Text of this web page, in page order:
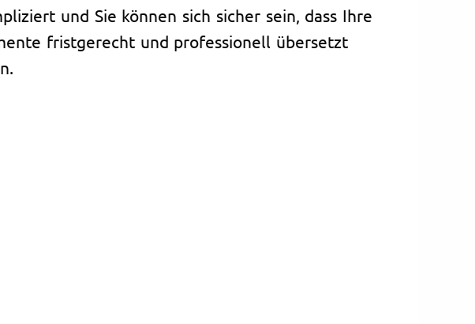
und Sie können sich sicher sein, dass Ihre
fristgerecht und professionell übersetzt